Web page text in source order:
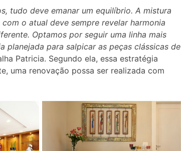
tudo deve emanar um equilíbrio. A mistura
o atual deve sempre revelar harmonia
Optamos por seguir uma linha mais
planejada para salpicar as peças clássicas de
Patricia. Segundo ela, essa estratégia
uma renovação possa ser realizada com